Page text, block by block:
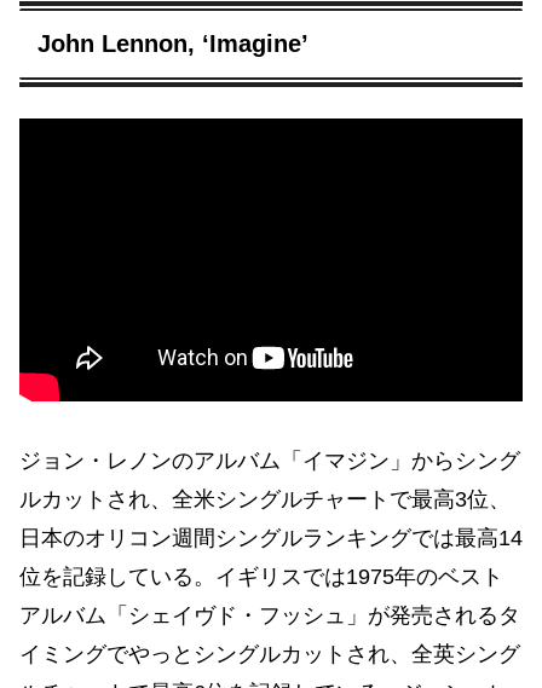
John Lennon, ‘Imagine’
ジョン・レノンのアルバム「イマジン」からシング
ルカットされ、全米シングルチャートで最高3位、
日本のオリコン週間シングルランキングでは最高14
位を記録している。イギリスでは1975年のベスト
アルバム「シェイヴド・フッシュ」が発売されるタ
イミングでやっとシングルカットされ、全英シング